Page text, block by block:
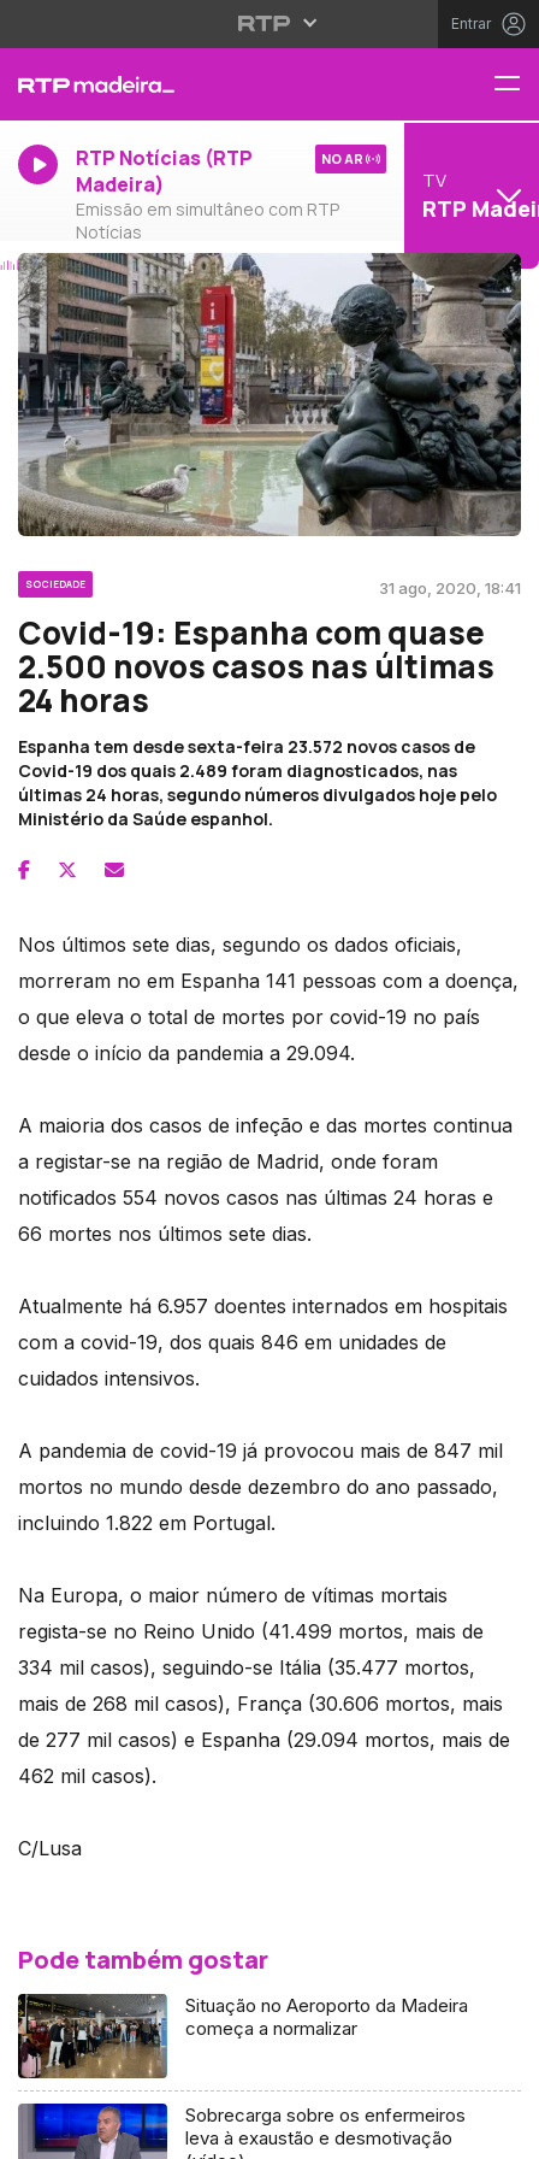
Entrar
RTP Notícias (RTP
Madeira)
Emissão em simultâneo com RTP
Notícias
NO AR
TV
RTP
SOCIEDADE 31 ago, 2020, 18:41
Covid-19: Espanha com quase
2.500 novos casos nas últimas
24 horas
Espanha tem desde sexta-feira 23.572 novos casos de
Covid-19 dos quais 2.489 foram diagnosticados, nas
últimas 24 horas, segundo números divulgados hoje pelo
Ministério da Saúde espanhol.
Nos últimos sete dias, segundo os dados oficiais,
morreram no em Espanha 141 pessoas com a doença,
o que eleva o total de mortes por covid-19 no país
desde o início da pandemia a 29.094.
A maioria dos casos de infeção e das mortes continua
a registar-se na região de Madrid, onde foram
notificados 554 novos casos nas últimas 24 horas e
66 mortes nos últimos sete dias.
Atualmente há 6.957 doentes internados em hospitais
com a covid-19, dos quais 846 em unidades de
cuidados intensivos.
A pandemia de covid-19 já provocou mais de 847 mil
mortos no mundo desde dezembro do ano passado,
incluindo 1.822 em Portugal.
Na Europa, o maior número de vítimas mortais
regista-se no Reino Unido (41.499 mortos, mais de
334 mil casos), seguindo-se Itália (35.477 mortos,
mais de 268 mil casos), França (30.606 mortos, mais
de 277 mil casos) e Espanha (29.094 mortos, mais de
462 mil casos).
C/Lusa
Pode também gostar
Situação no Aeroporto da Madeira
começa a normalizar
Sobrecarga sobre os enfermeiros
leva à exaustão e desmotivação